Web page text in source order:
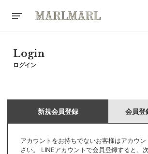
Login
ログイン
新規会員登録 会員登
アカウントをお持ちでないお客様はアカウ
さい。 LINEアカウントで会員登録すると、